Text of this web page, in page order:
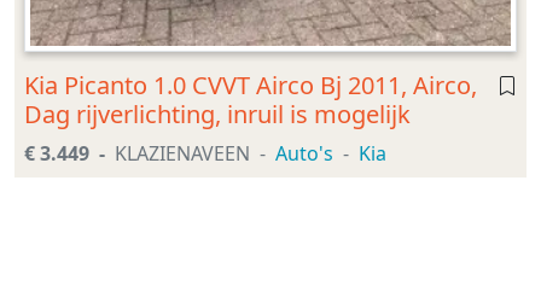
Kia Picanto 1.0 CVVT Airco Bj 2011, Airco,
Dag rijverlichting, inruil is mogelijk
€ 3.449 KLAZIENAVEEN Auto's Kia